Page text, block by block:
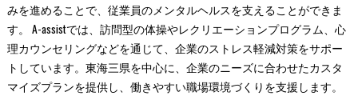
みを進めることで、従業員のメンタルヘルスを支えることができま
す。 A-assistでは、訪問型の体操やレクリエーションプログラム、心
理カウンセリングなどを通じて、企業のストレス軽減対策をサポー
トしています。東海三県を中心に、企業のニーズに合わせたカスタ
マイズプランを提供し、働きやすい職場環境づくりを支援します。